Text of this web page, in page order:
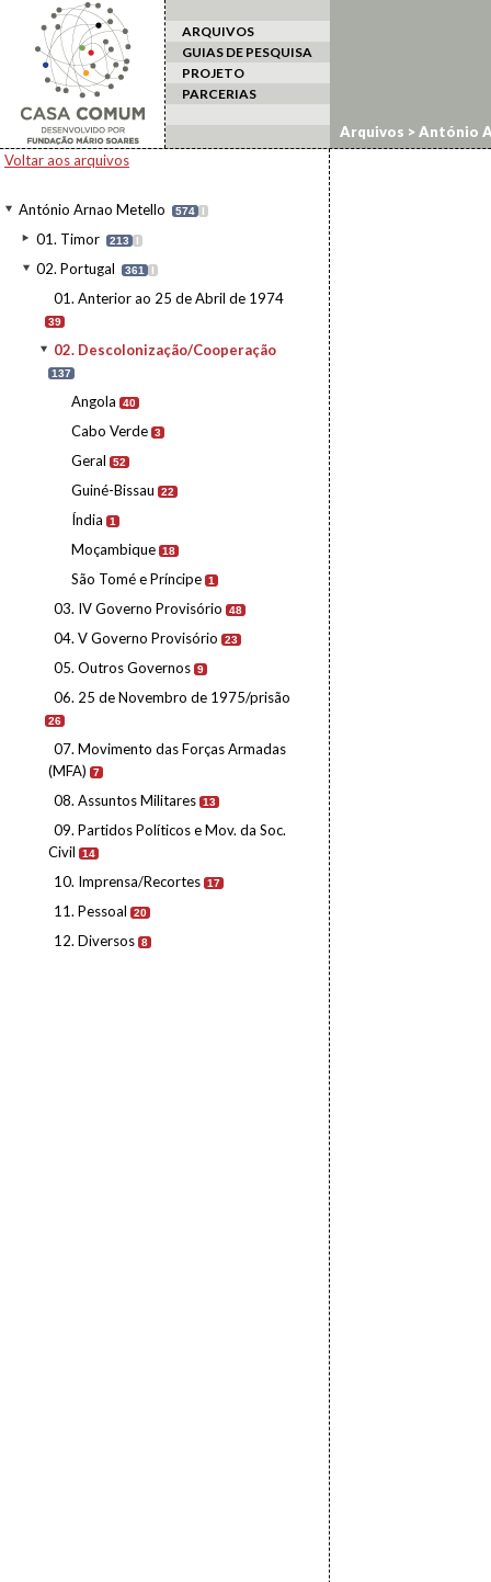
ARQUIVOS
GUIAS DE PESQUISA
PROJETO
PARCERIAS
Voltar aos arquivos
António Arnao Metello 574 I
01. Timor 213 I
02. Portugal 361 I
01. Anterior ao 25 de Abril de 1974
39
02. Descolonização/Cooperação
137
Angola 40
Cabo Verde 3
Geral 52
Guiné-Bissau 22
Índia 1
Moçambique 18
São Tomé e Príncipe 1
03. IV Governo Provisório 48
04. V Governo Provisório 23
05. Outros Governos 9
06. 25 de Novembro de 1975/prisão
26
07. Movimento das Forças Armadas
(MFA)
7
08. Assuntos Militares 13
09. Partidos Políticos e Mov. da Soc.
Civil
14
10. Imprensa/Recortes 17
11. Pessoal 20
12. Diversos 8
Arquivos >António